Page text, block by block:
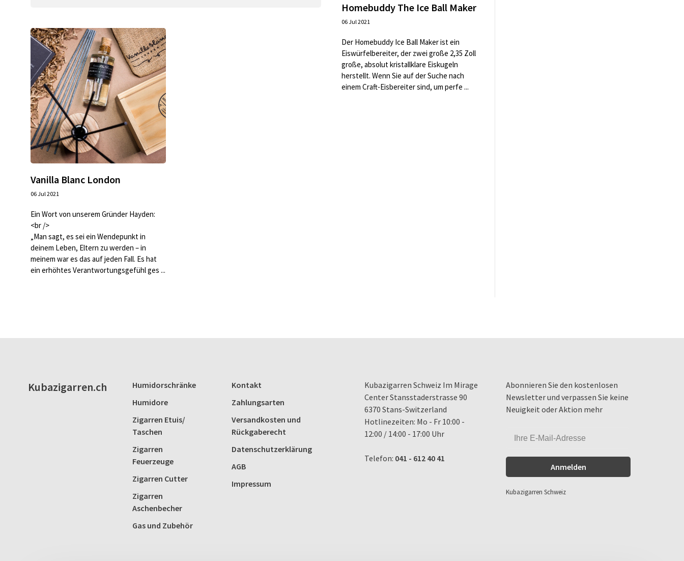
Homebuddy The Ice Ball Maker
06 Jul 2021
Der Homebuddy Ice Ball Maker ist ein
Eiswürfelbereiter, der zwei große 2,35 Zoll
große, absolut kristallklare Eiskugeln
herstellt. Wenn Sie auf der Suche nach
einem Craft-Eisbereiter sind, um perfe ...
Vanilla Blanc London
06 Jul 2021
Ein Wort von unserem Gründer Hayden:
<br />
„Man sagt, es sei ein Wendepunkt in
deinem Leben, Eltern zu werden – in
meinem war es das auf jeden Fall. Es hat
ein erhöhtes Verantwortungsgefühl ges ...
Kubazigarren.ch
Humidorschränke
Humidore
Zigarren Etuis/
Taschen
Zigarren
Feuerzeuge
Zigarren Cutter
Zigarren
Aschenbecher
Gas und Zubehör
Kontakt
Zahlungsarten
Versandkosten und
Rückgaberecht
Datenschutzerklärung
AGB
Impressum
Kubazigarren Schweiz Im Mirage
Center Stansstaderstrasse 90
6370 Stans-Switzerland
Hotlinezeiten: Mo - Fr 10:00 -
12:00 / 14:00 - 17:00 Uhr
Telefon: 041 - 612 40 41
Abonnieren Sie den kostenlosen
Newsletter und verpassen Sie keine
Neuigkeit oder Aktion mehr
Anmelden
Kubazigarren Schweiz